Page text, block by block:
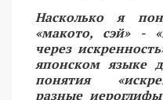
Насколько я
«макото, сэй» -
через
японском языке
понятия
разные